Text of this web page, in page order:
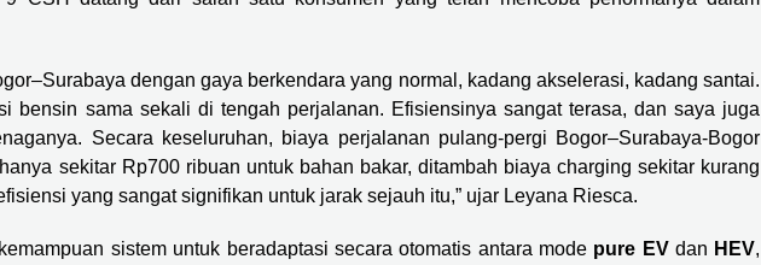
dengan gaya berkendara yang normal, kadang akselerasi, kadang santai.
bensin sama sekali di tengah perjalanan. Efisiensinya sangat terasa, dan saya juga
Secara keseluruhan, biaya perjalanan pulang-pergi Bogor–Surabaya-Bogor
sekitar Rp700 ribuan untuk bahan bakar, ditambah biaya charging sekitar kurang
yang sangat signifikan untuk jarak sejauh itu,” ujar Leyana Riesca.
sistem untuk beradaptasi secara otomatis antara mode pure EVdan HEV,